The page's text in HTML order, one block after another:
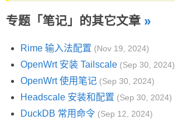
专题「笔记」的其它文章 »
Rime 输入法配置 (Nov 19, 2024)
OpenWrt 安装 Tailscale (Sep 30, 2024)
OpenWrt 使用笔记 (Sep 30, 2024)
Headscale 安装和配置 (Sep 30, 2024)
DuckDB 常用命令 (Sep 12, 2024)